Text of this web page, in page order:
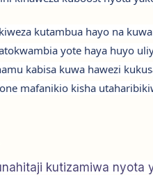
kutambua hayo na
yote haya huyo
kabisa kuwa hawezi
mafanikio kisha
kutizamiwa nyota